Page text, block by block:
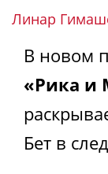
Линар
В новом
«Рика и
Бет в